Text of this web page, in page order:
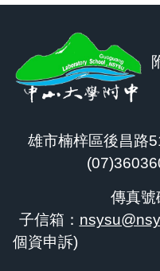
雄市楠梓區後
傳真號碼：
子信箱：
個